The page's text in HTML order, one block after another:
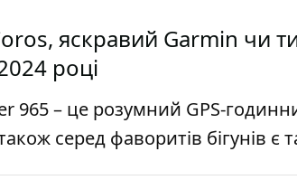
яскравий Garmin чи
році
965 – це розумний GPS-
також серед фаворитів бігунів